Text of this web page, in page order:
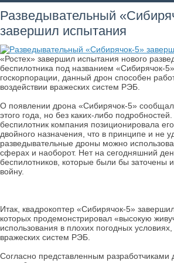
Разведывательный
завершил испытания
«Ростех» завершил испытания нового
беспилотника под названием «Сибирячок-
госкорпорации, данный дрон способен
воздействии вражеских систем РЭБ.
О появлении дрона «Сибирячок-5»
этого года, но без каких-либо
беспилотник компания позиционировала
двойного назначения, что в принципе и не
разведывательные дроны можно
сферах и наоборот. Нет на сегодняшний
беспилотников, которые были бы заточены
войну.
Итак, квадрокоптер «Сибирячок-5»
которых продемонстрировал «высокую
использования в плохих погодных
вражеских систем РЭБ.
Согласно представленным